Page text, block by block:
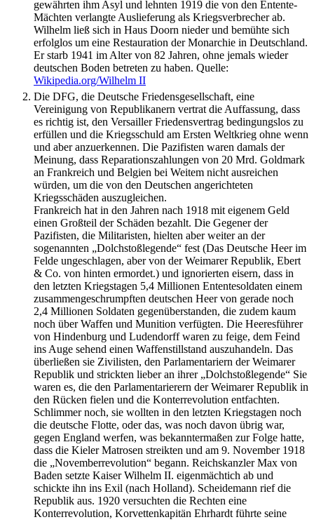
gewährten ihm Asyl und lehnten 1919 die von den Entente-
Mächten verlangte Auslieferung als Kriegsverbrecher ab.
Wilhelm ließ sich in Haus Doorn nieder und bemühte sich
erfolglos um eine Restauration der Monarchie in Deutschland.
Er starb 1941 im Alter von 82 Jahren, ohne jemals wieder
deutschen Boden betreten zu haben. Quelle:
Wikipedia.org/Wilhelm II
Die DFG, die Deutsche Friedensgesellschaft, eine
Vereinigung von Republikanern vertrat die Auffassung, dass
es richtig ist, den Versailler Friedensvertrag bedingungslos zu
erfüllen und die Kriegsschuld am Ersten Weltkrieg ohne wenn
und aber anzuerkennen. Die Pazifisten waren damals der
Meinung, dass Reparationszahlungen von 20 Mrd. Goldmark
an Frankreich und Belgien bei Weitem nicht ausreichen
würden, um die von den Deutschen angerichteten
Kriegsschäden auszugleichen.
Frankreich hat in den Jahren nach 1918 mit eigenem Geld
einen Großteil der Schäden bezahlt. Die Gegener der
Pazifisten, die Militaristen, hielten aber weiter an der
sogenannten
Dolchstoßlegende
fest (Das Deutsche Heer im
Felde ungeschlagen, aber von der Weimarer Republik, Ebert
& Co. von hinten ermordet.) und ignorierten eisern, dass in
den letzten Kriegstagen 5,4 Millionen Ententesoldaten einem
zusammengeschrumpften deutschen Heer von gerade noch
2,4 Millionen Soldaten gegenüberstanden, die zudem kaum
noch über Waffen und Munition verfügten. Die Heeresführer
von Hindenburg und Ludendorff waren zu feige, dem Feind
ins Auge sehend einen Waffenstillstand auszuhandeln. Das
überließen sie Zivilisten, den Parlamentariern der Weimarer
Republik und strickten lieber an ihrer Dolchstoßlegende
Sie
waren es, die den Parlamentarierern der Weimarer Republik in
den Rücken fielen und die Konterrevolution entfachten.
Schlimmer noch, sie wollten in den letzten Kriegstagen noch
die deutsche Flotte, oder das, was noch davon übrig war,
gegen England werfen, was bekanntermaßen zur Folge hatte,
dass die Kieler Matrosen streikten und am 9. November 1918
die
Novemberrevolution
begann. Reichskanzler Max von
Baden setzte Kaiser Wilhelm II. eigenmächtich ab und
schickte ihn ins Exil (nach Holland). Scheidemann rief die
Republik aus. 1920 versuchten die Rechten eine
Konterrevolution, Korvettenkapitän Ehrhardt führte seine